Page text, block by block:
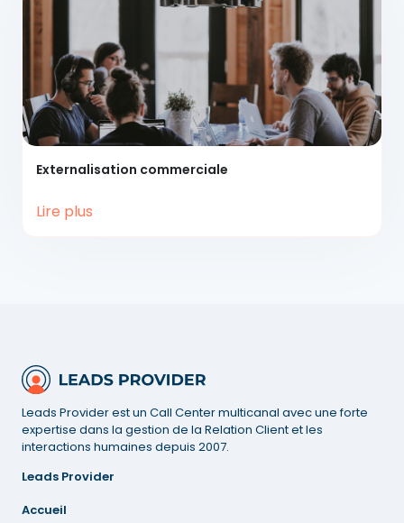
Externalisation commerciale
Lire plus
Leads Provider est un Call Center multicanal avec une forte
expertise dans la gestion de la Relation Client et les
interactions humaines depuis 2007.
Leads Provider
Accueil